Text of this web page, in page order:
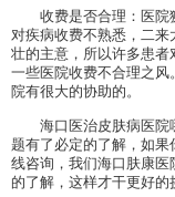
收费是否合理：医院
对疾病收费不熟悉，二
壮的主意，所以许多患者
一些医院收费不合理之
院有很大的协助的。
海口医治皮肤病医院
题有了必定的了解，如
线咨询，我们海口肤康
的了解，这样才干更好的